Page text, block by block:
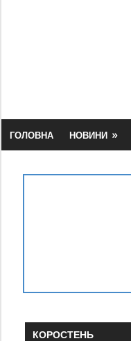
ГОЛОВНА НОВИНИ
КОРОСТЕНЬ